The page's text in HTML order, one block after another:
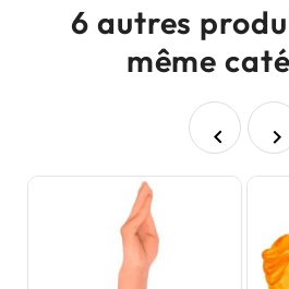
6 autres
même
 